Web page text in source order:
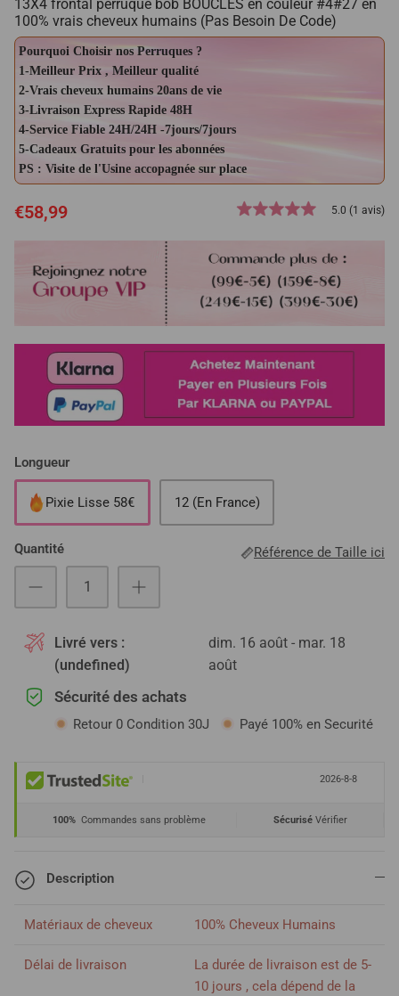
13X4 frontal perruque bob BOUCLES en couleur #4#27 en
100% vrais cheveux humains (Pas Besoin De Code)
Pourquoi Choisir nos Perruques ?
1-Meilleur Prix , Meilleur qualité
2-Vrais cheveux humains 20ans de vie
3-Livraison Express Rapide 48H
4-Service Fiable 24H/24H -7jours/7jours
5-Cadeaux Gratuits pour les abonnées
PS : Visite de l'Usine accopagnée sur place
€58,99 5.0 (1 avis)
Longueur
Pixie Lisse 58€ 12 (En France)
Quantité Référence de Taille ici
Livré vers :
(undefined)
dim. 16 août - mar. 18
août
Sécurité des achats
Retour 0 Condition 30J Payé 100% en Securité
2026-8-8
100% Commandes sans problème SécuriséVérifier
Description
Matériaux de cheveux 100% Cheveux Humains
Délai de livraison
La durée de livraison est de 5-
10 jours , cela dépend de la